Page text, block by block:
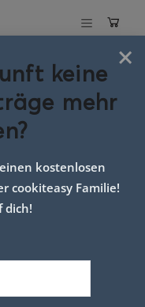
×
keine
mehr
kostenlosen
cookiteasy Familie!
dich!